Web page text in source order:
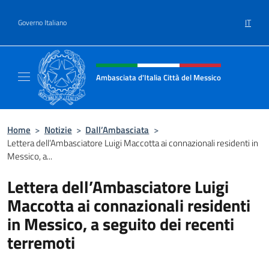
Governo Italiano IT
Intestazione sito, social e menù
Ambasciata d'Italia Città del Messico
Home > Notizie > Dall’Ambasciata >
Lettera dell’Ambasciatore Luigi Maccotta ai connazionali residenti in
Messico, a...
Lettera dell’Ambasciatore Luigi
Maccotta ai connazionali residenti
in Messico, a seguito dei recenti
terremoti